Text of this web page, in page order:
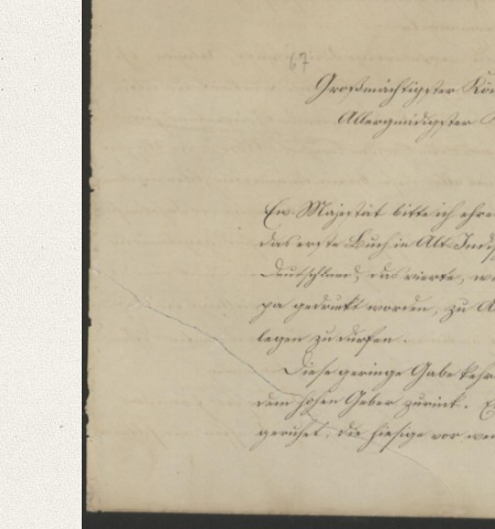
Number of Pages: 3 S. auf Doppelbl., hs.
Format: 25,4 x 21 cm
Language
German